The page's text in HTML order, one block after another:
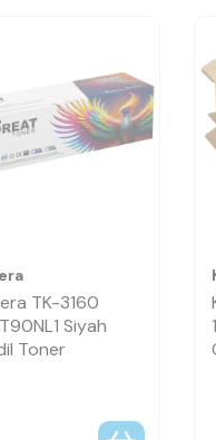
TK-3160
Siyah
Toner